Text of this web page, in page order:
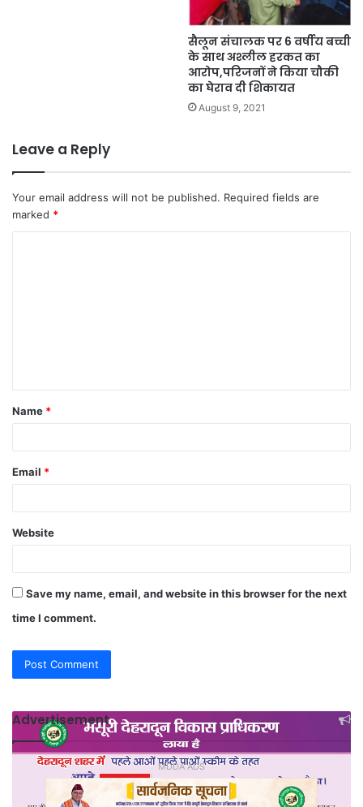
सैलून संचालक पर 6 वर्षीय बच्ची
के साथ अश्लील हरकत का
आरोप,परिजनों ने किया चौकी
का घेराव दी शिकायत
August 9, 2021
Leave a Reply
Your email address will not be published. Required fields are
marked *
t
*
Name *
Email *
Website
Save my name, email, and website in this browser for the next
time I comment.
Advertisement
MDDA ADS